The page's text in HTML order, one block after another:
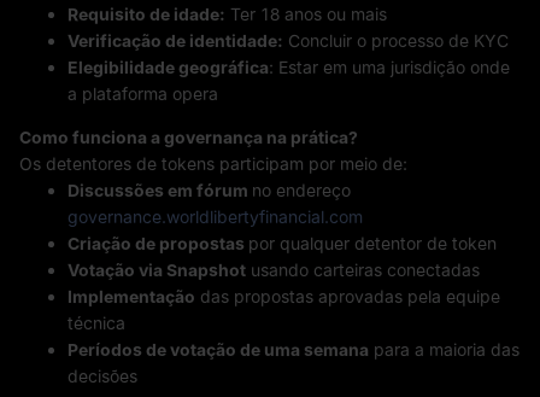
Requisito de idade: Ter 18 anos ou mais
Verificação de identidade: Concluir o processo de KYC
Elegibilidade geográfica: Estar em uma jurisdição onde
a plataforma opera
Como funciona a governança na prática?
Os detentores de tokens participam por meio de:
Discussões em fórum no endereço
governance.worldlibertyfinancial.com
Criação de propostas por qualquer detentor de token
Votação via Snapshot usando carteiras conectadas
Implementação das propostas aprovadas pela equipe
técnica
Períodos de votação de uma semana para a maioria das
decisões